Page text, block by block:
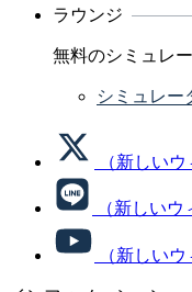
ラウンジ
無料のシミュレ
シミュレー
（新しい
（新しい
（新しい